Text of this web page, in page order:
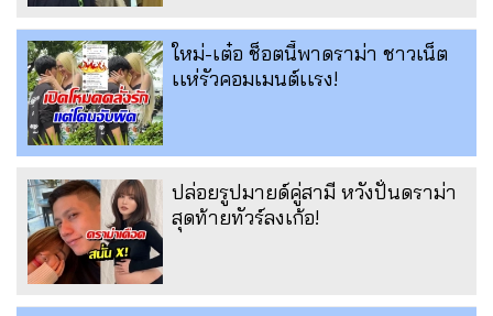
ใหม่-เต๋อ ช็อตนี้พาดราม่า ชาวเน็ต
เเห่รัวคอมเมนต์เเรง!
ปล่อยรูปมายด์คู่สามี หวังปั่นดราม่า
สุดท้ายทัวร์ลงเก้อ!